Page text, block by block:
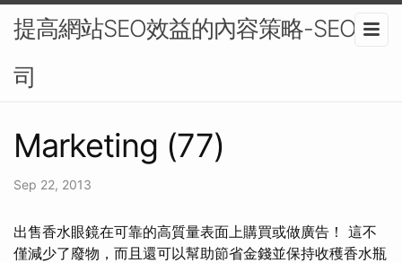
提高網站SEO效益的內容策略-SEO公
司
Marketing (77)
Sep 22, 2013
出售香水眼鏡在可靠的高質量表面上購買或做廣告！ 這不
僅減少了廢物，而且還可以幫助節省金錢並保持收穫香水瓶